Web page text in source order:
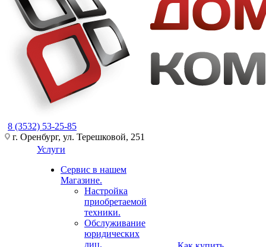
8 (3532) 53-25-85
г. Оренбург, ул. Терешковой, 251
Услуги
Сервис в нашем
Магазине.
Настройка
приобретаемой
техники.
Обслуживание
юридических
лиц.